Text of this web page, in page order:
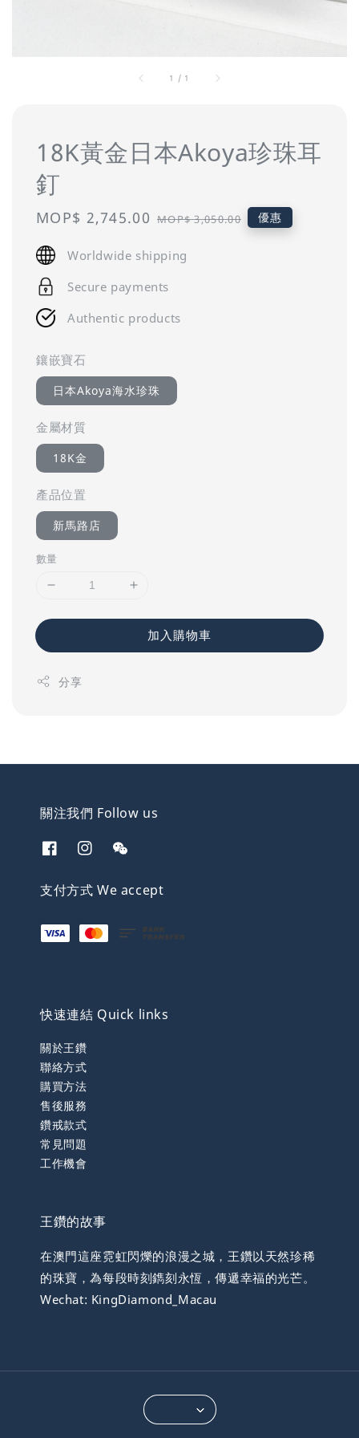
1 / 1
18K黃金日本Akoya珍珠耳
釘
Sale
MOP$ 2,745.00 Regular
MOP$ 3,050.00 優惠
Worldwide shipping
Secure payments
Authentic products
鑲嵌寶石
日本Akoya海水珍珠
金屬材質
18K金
產品位置
新馬路店
數量
加入購物車
分享
關注我們 Follow us
支付方式 We accept
快速連結 Quick links
關於王鑽
聯絡方式
購買方法
售後服務
鑽戒款式
常見問題
工作機會
王鑽的故事
在澳門這座霓虹閃爍的浪漫之城，王鑽以天然珍稀
的珠寶，為每段時刻鐫刻永恆，傳遞幸福的光芒。
Wechat: KingDiamond_Macau